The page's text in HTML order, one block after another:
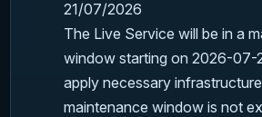
21/07/2026
The Live Service will be in a
window starting on 2026-07-
apply necessary
maintenance window is not